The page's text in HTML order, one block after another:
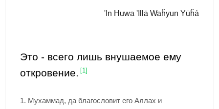
'In Huwa 'Illā Waĥyun Yūĥá
Это - всего лишь внушаемое ему
откровение.
[1]
1. Мухаммад, да благословит его Аллах и